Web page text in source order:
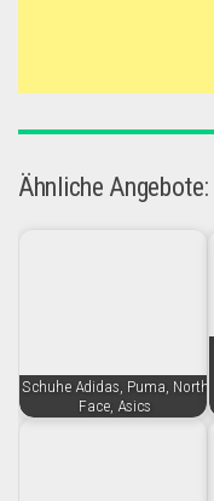
Ähnliche Angebote:
Schuhe Adidas, Puma, North
Face, Asics